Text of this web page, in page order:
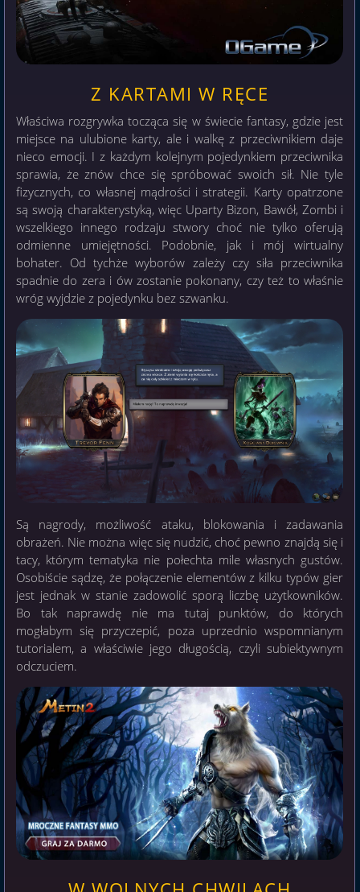
Z KARTAMI W RĘCE
Właściwa rozgrywka tocząca się w świecie fantasy, gdzie jest
miejsce na ulubione karty, ale i walkę z przeciwnikiem daje
nieco emocji. I z każdym kolejnym pojedynkiem przeciwnika
sprawia, że znów chce się spróbować swoich sił. Nie tyle
fizycznych, co własnej mądrości i strategii. Karty opatrzone
są swoją charakterystyką, więc Uparty Bizon, Bawół, Zombi i
wszelkiego innego rodzaju stwory choć nie tylko oferują
odmienne umiejętności. Podobnie, jak i mój wirtualny
bohater. Od tychże wyborów zależy czy siła przeciwnika
spadnie do zera i ów zostanie pokonany, czy też to właśnie
wróg wyjdzie z pojedynku bez szwanku.
Są nagrody, możliwość ataku, blokowania i zadawania
obrażeń. Nie można więc się nudzić, choć pewno znajdą się i
tacy, którym tematyka nie połechta mile własnych gustów.
Osobiście sądzę, że połączenie elementów z kilku typów gier
jest jednak w stanie zadowolić sporą liczbę użytkowników.
Bo tak naprawdę nie ma tutaj punktów, do których
mogłabym się przyczepić, poza uprzednio wspomnianym
tutorialem, a właściwie jego długością, czyli subiektywnym
odczuciem.